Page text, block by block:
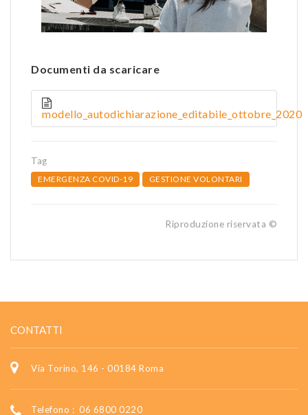
Documenti da scaricare
modello_autodichiarazione_editabile_ottobre_2020
Tag
EMERGENZA COVID-19 GESTIONE VOLONTARI
Riproduzione riservata ©
CONTATTI
Via Torino, 146 - 00184 Roma
Telefono : 06 6800 0220